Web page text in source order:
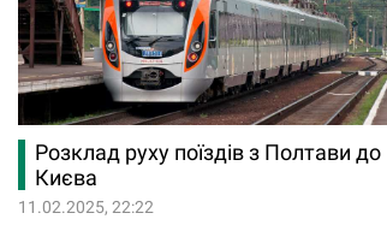
Розклад руху поїздів з Полтави до
Києва
11.02.2025, 22:22